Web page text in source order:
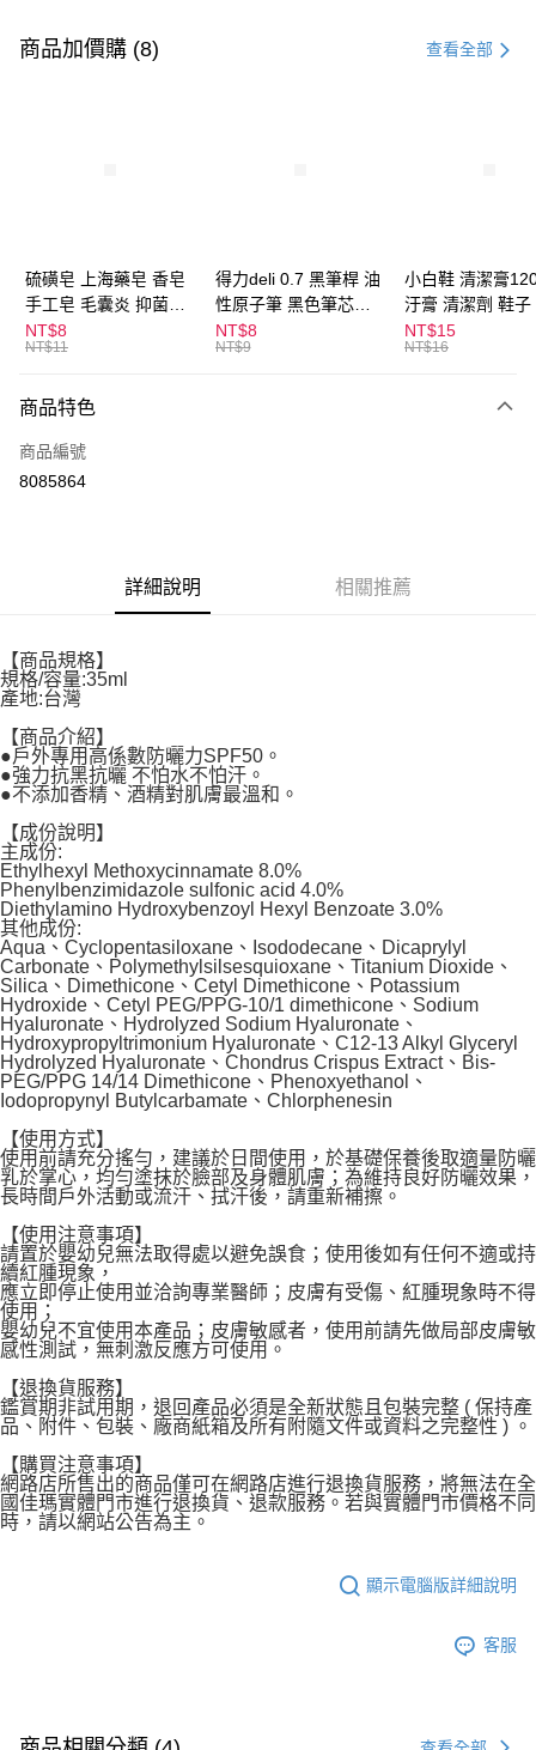
信用卡一次付款
悠遊付
ATM付款
全家取貨付款
每筆NT$60，滿NT$599(含以上)免運費
付款後全家取貨
每筆NT$60，滿NT$599(含以上)免運費
每筆NT$60，滿NT$599(含以上)免運費
每筆NT$120，滿NT$1,999(含以上)免運費
商品加價購 (8) 查看全部
硫磺皂 上海藥皂 香皂
手工皂 毛囊炎 抑菌除
蟎 清潔護膚 去油去痘
寵物皮膚病 狗狗貓咪
NT$8
NT$11
得力deli 0.7 黑筆桿 油
性原子筆 黑色筆芯
S304
NT$8
NT$9
小白鞋 清潔膏
汙膏 清潔劑 鞋子
漬 白皮鞋 鞋油
NT$15
NT$16
商品特色
商品編號
8085864
詳細說明 相關推薦
【商品規格】
規格/容量:35ml
產地:台灣
【商品介紹】
●戶外專用高係數防曬力SPF50。
●強力抗黑抗曬 不怕水不怕汗。
●不添加香精、酒精對肌膚最溫和。
【成份說明】
主成份:
Ethylhexyl Methoxycinnamate 8.0%
Phenylbenzimidazole sulfonic acid 4.0%
Diethylamino Hydroxybenzoyl Hexyl Benzoate 3.0%
其他成份:
Aqua、Cyclopentasiloxane、Isododecane、Dicaprylyl
Carbonate、Polymethylsilsesquioxane、Titanium Dioxide、
Silica、Dimethicone、Cetyl Dimethicone、Potassium
Hydroxide、Cetyl PEG/PPG-10/1 dimethicone、Sodium
Hyaluronate、Hydrolyzed Sodium Hyaluronate、
Hydroxypropyltrimonium Hyaluronate、C12-13 Alkyl Glyceryl
Hydrolyzed Hyaluronate、Chondrus Crispus Extract、Bis-
PEG/PPG 14/14 Dimethicone、Phenoxyethanol、
Iodopropynyl Butylcarbamate、Chlorphenesin
【使用方式】
使用前請充分搖勻，建議於日間使用，於基礎保養後取適量防曬
乳於掌心，均勻塗抹於臉部及身體肌膚；為維持良好防曬效果，
長時間戶外活動或流汗、拭汗後，請重新補擦。
【使用注意事項】
請置於嬰幼兒無法取得處以避免誤食；使用後如有任何不適或持
續紅腫現象，
應立即停止使用並洽詢專業醫師；皮膚有受傷、紅腫現象時不得
使用；
嬰幼兒不宜使用本產品；皮膚敏感者，使用前請先做局部皮膚敏
感性測試，無刺激反應方可使用。
【退換貨服務】
鑑賞期非試用期，退回產品必須是全新狀態且包裝完整 ( 保持產
品、附件、包裝、廠商紙箱及所有附隨文件或資料之完整性 ) 。
【購買注意事項】
網路店所售出的商品僅可在網路店進行退換貨服務，將無法在全
國佳瑪實體門市進行退換貨、退款服務。若與實體門市價格不同
時，請以網站公告為主。
顯示電腦版詳細說明
客服